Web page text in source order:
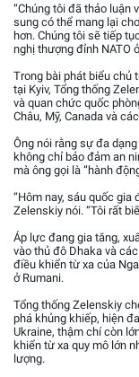
“Chúng tôi đã thảo luận
sung có thể mang lại
hơn. Chúng tôi sẽ tiếp
nghị thượng đỉnh NATO
Trong bài phát biểu chủ
tại Kyiv, Tổng thống
và quan chức quốc
Châu, Mỹ, Canada và
Ông nói rằng sự đa
không chỉ bảo đảm an
mà ông gọi là “hành
“Hôm nay, sáu quốc gia
Zelenskiy nói. “Tôi rất
Áp lực đang gia tăng,
vào thủ đô Dhaka và
điều khiển từ xa của
ở Rumani.
Tổng thống Zelenskiy
phá khủng khiếp, hiện
Ukraine, thậm chí còn
khiển từ xa quy mô lớn
lượng.